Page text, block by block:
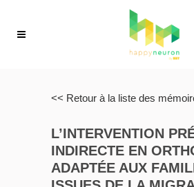
<< Retour à la liste des
L’INTERVENTION
INDIRECTE EN
ADAPTÉE AUX